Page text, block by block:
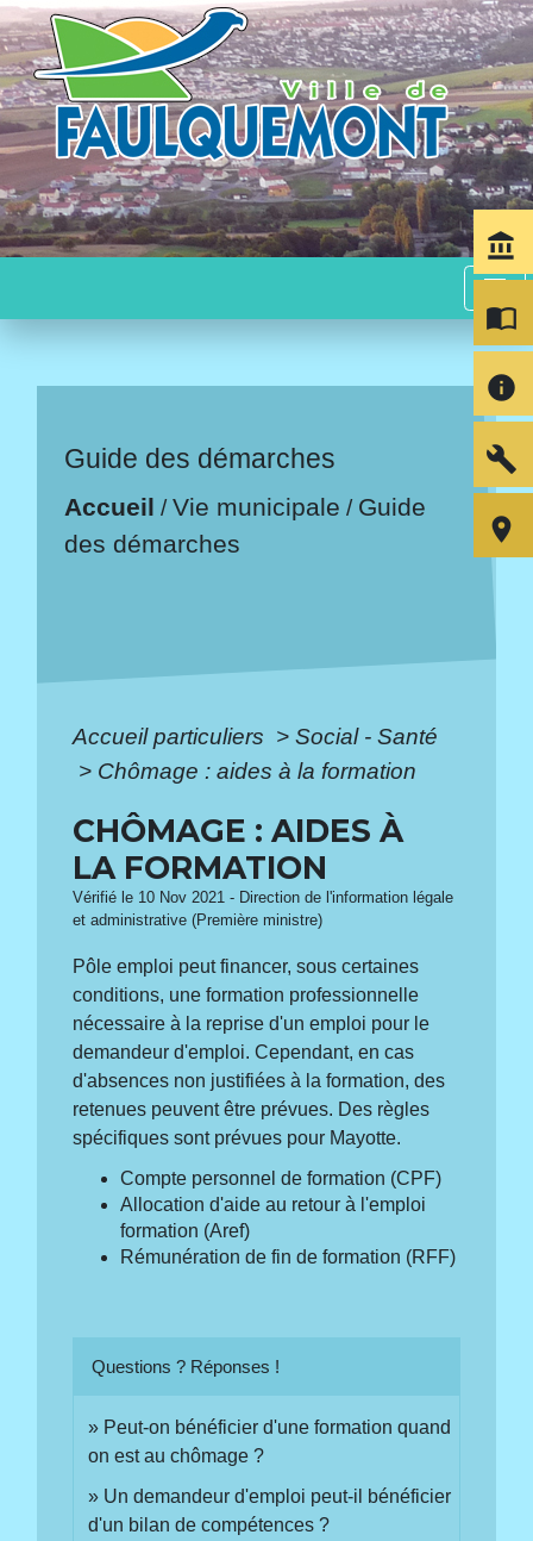
menu
Guide des démarches
Accueil /Vie municipale / Guide
des démarches
Accueil particuliers > Social - Santé
> Chômage : aides à la formation
CHÔMAGE : AIDES À
LA FORMATION
Vérifié le 10 Nov 2021 - Direction de l'information légale
et administrative (Première ministre)
Pôle emploi peut financer, sous certaines
conditions, une formation professionnelle
nécessaire à la reprise d'un emploi pour le
demandeur d'emploi. Cependant, en cas
d'absences non justifiées à la formation, des
retenues peuvent être prévues. Des règles
spécifiques sont prévues pour Mayotte.
Compte personnel de formation (CPF)
Allocation d'aide au retour à l'emploi
formation (Aref)
Rémunération de fin de formation (RFF)
Questions ? Réponses !
Peut-on bénéficier d'une formation quand
on est au chômage ?
Un demandeur d'emploi peut-il bénéficier
d'un bilan de compétences ?
account_balance
import_contacts
info
build
room